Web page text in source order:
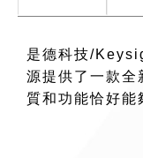
是德科技/
源提供了一款全
質和功能恰好能